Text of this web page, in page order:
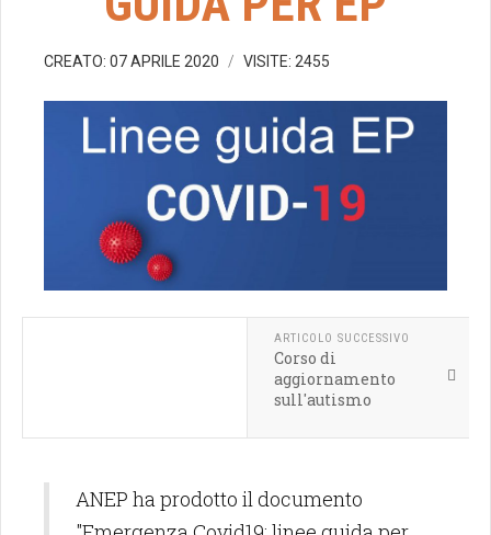
CREATO: 07 APRILE 2020 VISITE: 2455
ARTICOLO SUCCESSIVO
Corso di
aggiornamento
sull'autismo
ANEP ha prodotto il documento